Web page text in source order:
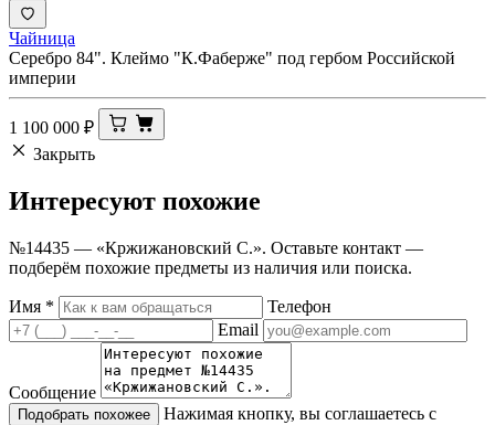
Чайница
Серебро 84". Клеймо "К.Фаберже" под гербом Российской
империи
1 100 000 ₽
Закрыть
Интересуют похожие
№14435 — «Кржижановский С.». Оставьте контакт —
подберём похожие предметы из наличия или поиска.
Имя *
Телефон
Email
Сообщение
Подобрать похожее
Нажимая кнопку, вы соглашаетесь с